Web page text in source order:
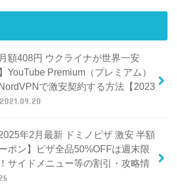
月額408円 ウクライナが世界一安
YouTube Premium（プレミアム）
で激安契約する方法【2023
2021.09.20
2025年2月最新 ドミノピザ 激安 半額
ポン】ピザ全品50%OFFは週末限
サイドメニュー等の割引・攻略情